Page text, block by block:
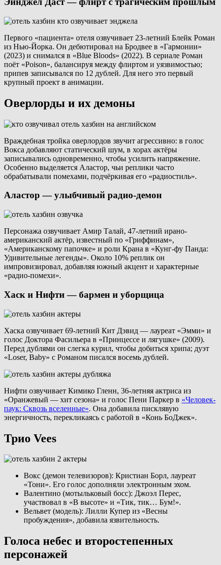
Первого «пациента» отеля озвучивает 23-летний Блейк Роман
из Нью-Йорка. Он дебютировал на Бродвее в «Гармонии»
(2023) и снимался в «Blue Bloods» (2022). В сериале Роман
поёт «Poison», балансируя между флиртом и уязвимостью;
припев записывался по 12 дублей. Для него это первый
крупный проект в анимации.
Оверлорды и их демоны
Враждебная тройка оверлордов звучит агрессивно: в голос
Вокса добавляют статический шум, в хорах актёры
записывались одновременно, чтобы усилить напряжение.
Особенно выделяется Аластор, чьи реплики часто
обрабатывали помехами, подчёркивая его «радиостиль».
Аластор — улыбчивый радио-демон
Персонажа озвучивает Амир Талай, 47-летний ирано-
американский актёр, известный по «Гриффинам»,
«Американскому папочке» и роли Крана в «Кунг-фу Панда:
Удивительные легенды». Около 10% реплик он
импровизировал, добавляя южный акцент и характерные
«радио-помехи».
Хаск и Нифти — бармен и уборщица
Хаска озвучивает 69-летний Кит Дэвид — лауреат «Эмми» и
голос Доктора Фасильера в «Принцессе и лягушке» (2009).
Перед дублями он слегка курил, чтобы добиться хрипа; дуэт
«Loser, Baby» с Романом писался восемь дублей.
Нифти озвучивает Кимико Гленн, 36-летняя актриса из
«Оранжевый — хит сезона» и голос Пени Паркер в «Человек-
паук: Сквозь вселенные». Она добавила писклявую
энергичность, перекликаясь с работой в «Конь БоДжек».
Трио Vees
Вокс (демон телевизоров): Кристиан Борл, лауреат
«Тони». Его голос дополняли электронным эхом.
Валентино (мотыльковый босс): Джоэл Перес,
участвовал в «В высоте» и «Тик, тик… Бум!».
Вельвет (модель): Лилли Купер из «Весны
пробуждения», добавила язвительность.
Голоса небес и второстепенных
персонажей